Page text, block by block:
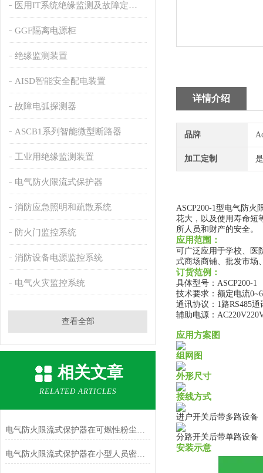
医用IT系统绝缘监测及故障定位产品
GGF隔离电源柜
绝缘监测装置
AISD智能安全配电装置
故障电弧探测器
ASCB1系列智能微型断路器
工业用绝缘监测装置
电气防火限流式保护器
消防应急照明和疏散系统
防火门监控系统
消防设备电源监控系统
电气火灾监控系统
查看全部
相关文章
RELATED ARTICLES
电气防火限流式保护器在可燃性粉尘危险场所的应用
电气防火限流式保护器在小型人员密集场所中的应用
详情介绍
品牌
加工定制
ASCP200-1型电气防
花大，以及使用寿命短
所人员和财产的安全。
应用范围：
可广泛应用于学校、医
式商场商铺、批发市场
订货范例：
具体型号：ASCP200-1
技术要求：额定电流
通讯协议：1路RS485
辅助电源：
应用方案图
组网图
外形尺寸
接线方式
进户开关后带多路设备
分路开关后带单路设备
安装示意